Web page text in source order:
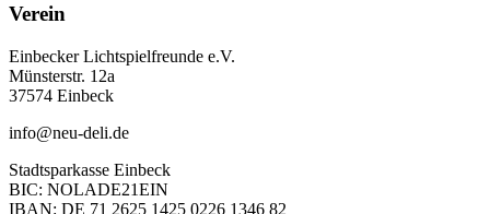
Verein
Einbecker Lichtspielfreunde e.V.
Münsterstr. 12a
37574 Einbeck
info@neu-deli.de
Stadtsparkasse Einbeck
BIC: NOLADE21EIN
IBAN: DE 71 2625 1425 0226 1346 82